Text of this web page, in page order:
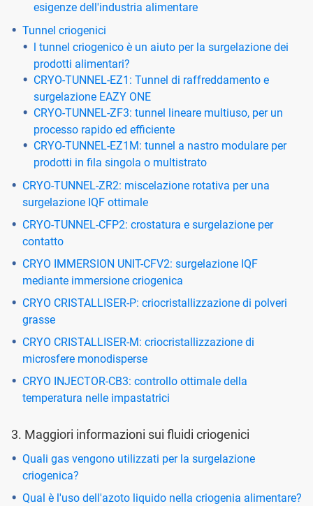
esigenze dell'industria alimentare
Tunnel criogenici
l tunnel criogenico è un aiuto per la surgelazione dei
prodotti alimentari?
CRYO-TUNNEL-EZ1: Tunnel di raffreddamento e
surgelazione EAZY ONE
CRYO-TUNNEL-ZF3: tunnel lineare multiuso, per un
processo rapido ed efficiente
CRYO-TUNNEL-EZ1M: tunnel a nastro modulare per
prodotti in fila singola o multistrato
CRYO-TUNNEL-ZR2: miscelazione rotativa per una
surgelazione IQF ottimale
CRYO-TUNNEL-CFP2: crostatura e surgelazione per
contatto
CRYO IMMERSION UNIT-CFV2: surgelazione IQF
mediante immersione criogenica
CRYO CRISTALLISER-P: criocristallizzazione di polveri
grasse
CRYO CRISTALLISER-M: criocristallizzazione di
microsfere monodisperse
CRYO INJECTOR-CB3: controllo ottimale della
temperatura nelle impastatrici
3. Maggiori informazioni sui fluidi criogenici
Quali gas vengono utilizzati per la surgelazione
criogenica?
Qual è l'uso dell'azoto liquido nella criogenia alimentare?